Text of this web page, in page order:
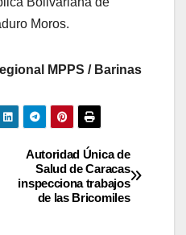
Moros.
MPPS / Barinas
Autoridad Única de
Salud de Caracas
inspecciona trabajos
de las Bricomiles